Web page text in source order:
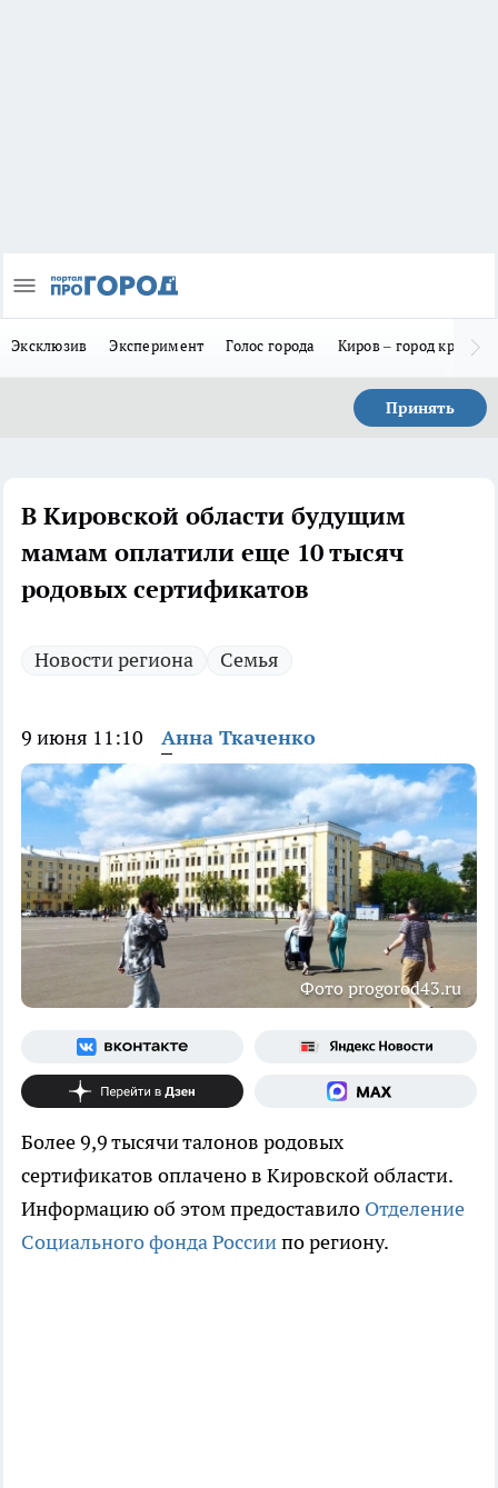
Эксклюзив Эксперимент Голос города Киров – город
Принять
В Кировской области будущим
мамам оплатили еще 10 тысяч
родовых сертификатов
Новости региона Семья
9 июня 11:10 Анна Ткаченко
Фото progorod43.ru
Более 9,9 тысячи талонов родовых
сертификатов оплачено в Кировской области.
Информацию об этом предоставило Отделение
Социального фонда Россиипо региону.